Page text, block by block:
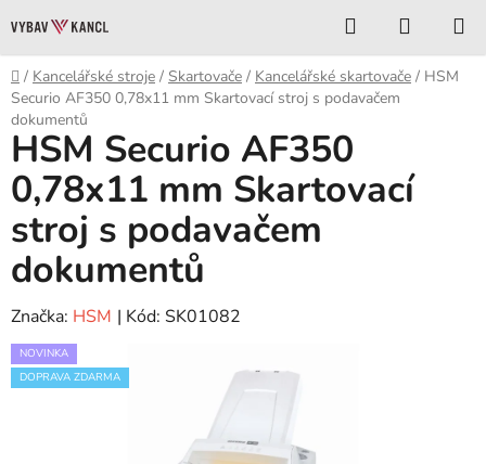
na
obsah
Hledat
KOŠÍK
Domů
/ Kancelářské stroje / Skartovače / Kancelářské skartovače / HSM
Securio AF350 0,78x11 mm Skartovací stroj s podavačem
dokumentů
HSM Securio AF350
0,78x11 mm Skartovací
stroj s podavačem
dokumentů
Značka: HSM | Kód: SK01082
NOVINKA
DOPRAVA ZDARMA